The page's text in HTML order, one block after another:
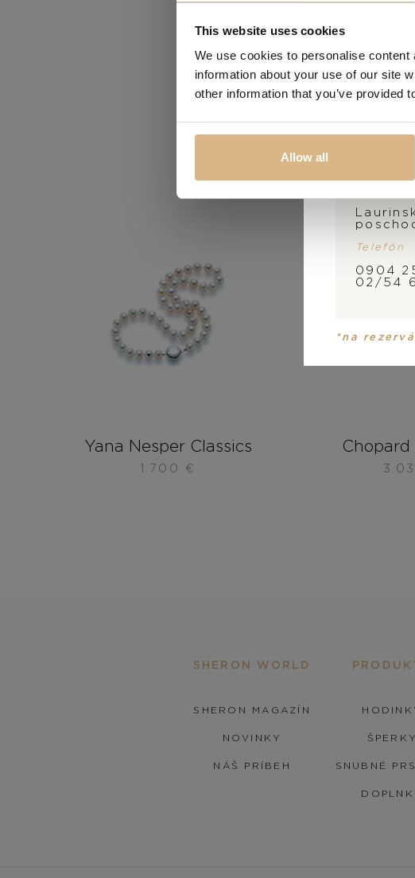
This website uses cookies
We use cookies to personalise
information about your use of our site
other information that you’ve provided
Allow all
Obľúbené
Yana Nesper Classics
1.700 €
Chopard
SHERON WORLD
SHERON MAGAZÍN
NOVINKY
NÁŠ PRÍBEH
ŠPERKY
SNUBNÉ
Telefón
0904
02/54
*na